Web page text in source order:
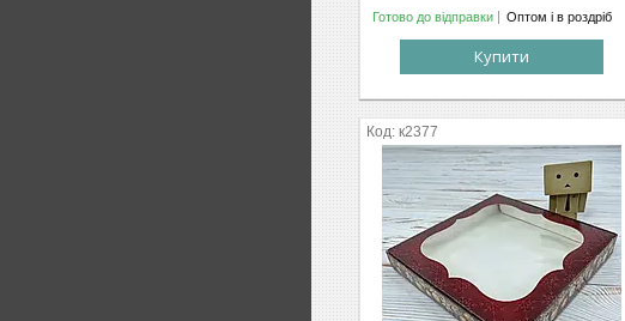
Готово до відправки Оптом і в роздріб
Купити
к2377